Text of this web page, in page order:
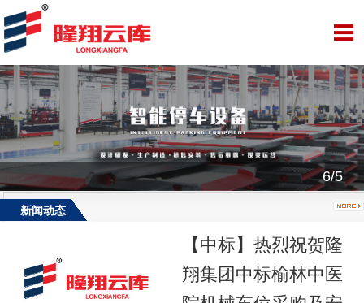
6/5
新闻动态
【中标】热烈祝贺隆
翔集团中标榆林中医